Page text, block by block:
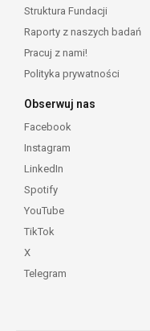
Struktura Fundacji
Raporty z naszych badań
Pracuj z nami!
Polityka prywatności
Obserwuj nas
Facebook
Instagram
LinkedIn
Spotify
YouTube
TikTok
X
Telegram